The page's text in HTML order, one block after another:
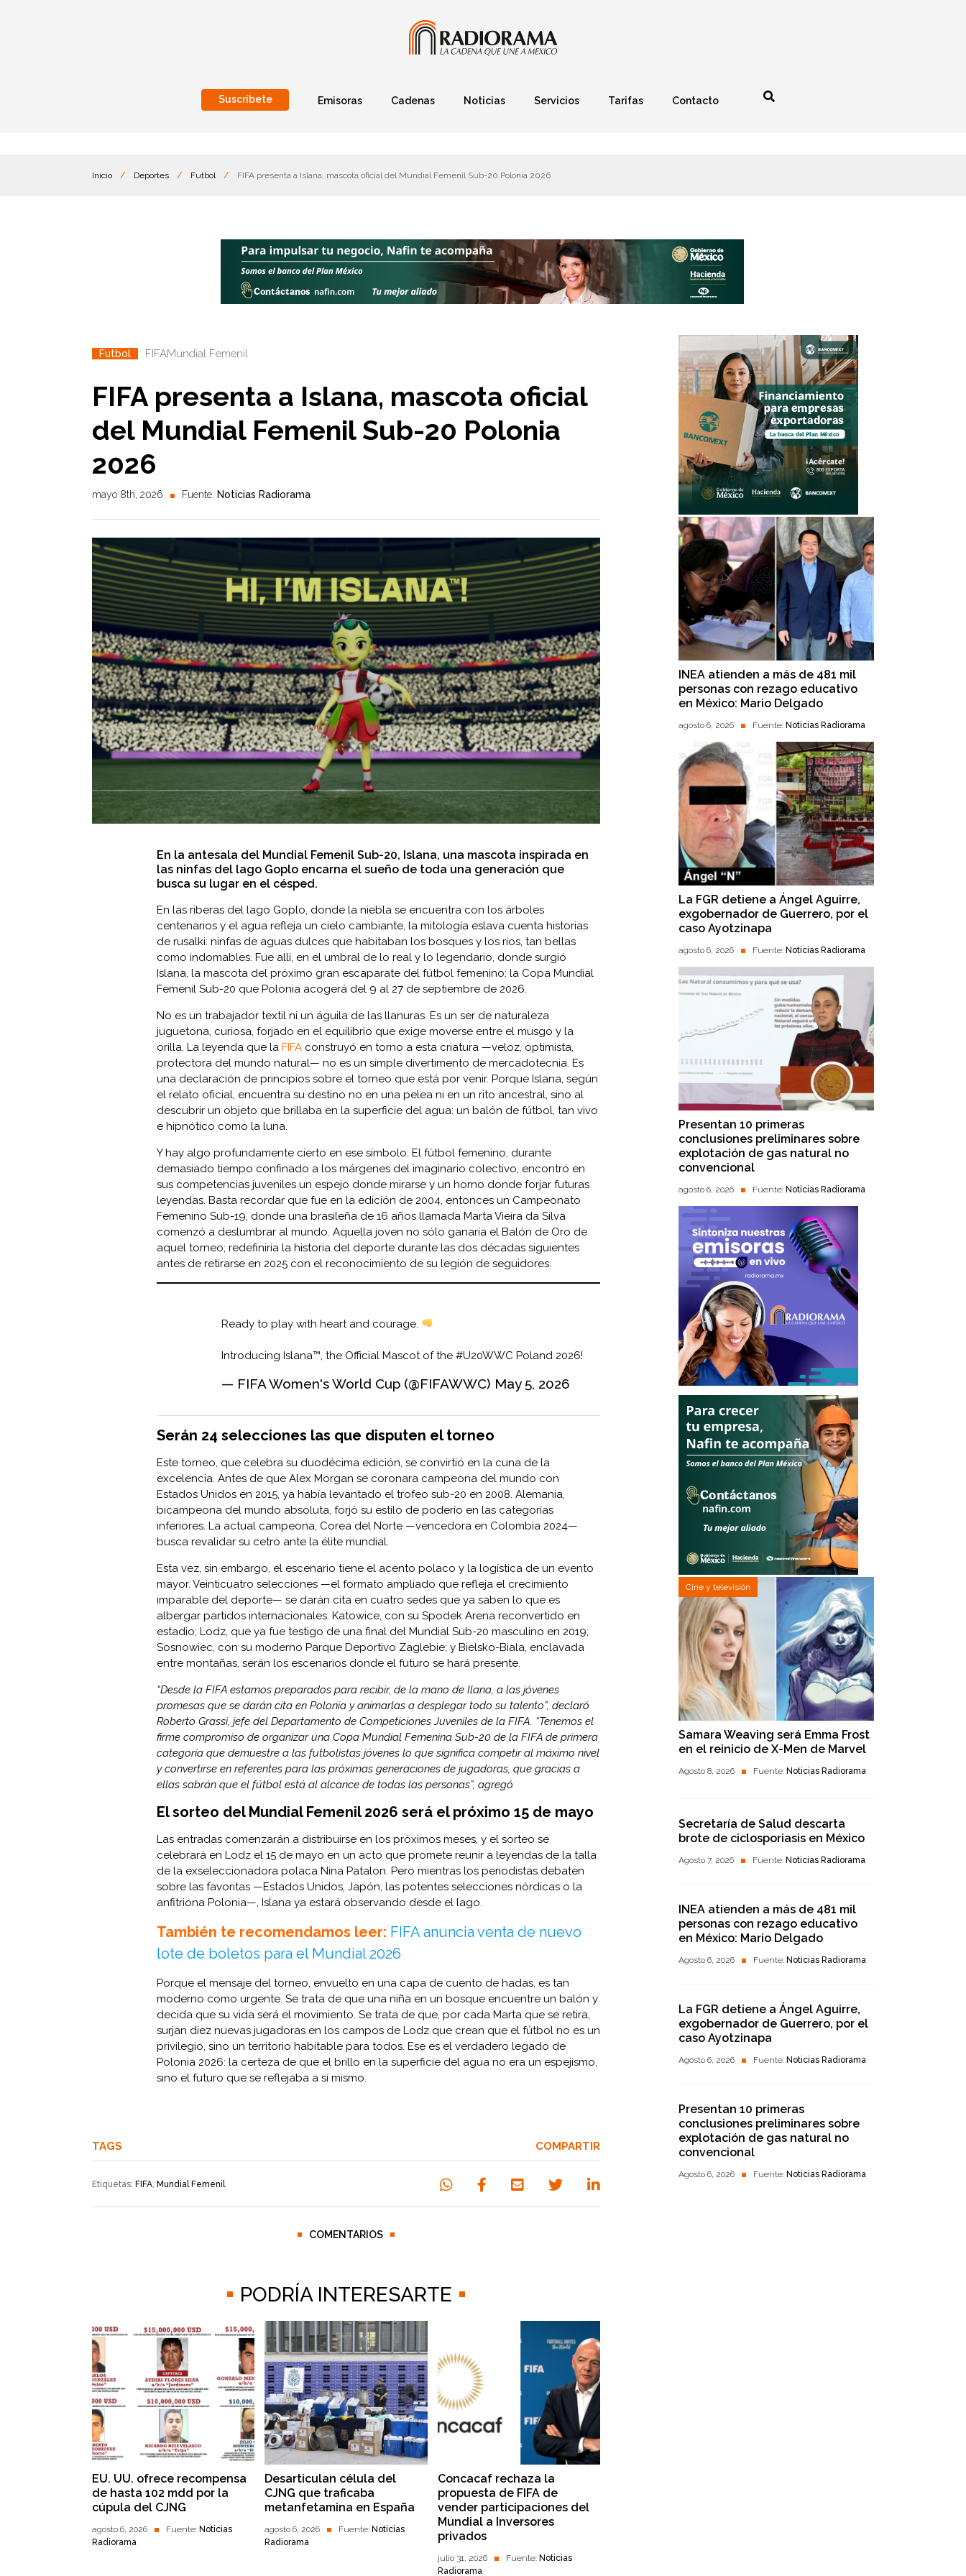
Suscríbete Emisoras Cadenas Noticias Servicios Tarifas Contacto
Inicio / Deportes / Futbol / FIFA presenta a Islana, mascota oficial del Mundial Femenil Sub-20 Polonia 2026
Futbol FIFAMundial Femenil
FIFA presenta a Islana, mascota oficial
del Mundial Femenil Sub-20 Polonia
2026
mayo 8th, 2026 Fuente: Noticias Radiorama
En la antesala del Mundial Femenil Sub-20, Islana, una mascota inspirada en
las ninfas del lago Goplo encarna el sueño de toda una generación que
busca su lugar en el césped.
En las riberas del lago Goplo, donde la niebla se encuentra con los árboles
centenarios y el agua refleja un cielo cambiante, la mitología eslava cuenta historias
de rusalki: ninfas de aguas dulces que habitaban los bosques y los ríos, tan bellas
como indomables. Fue allí, en el umbral de lo real y lo legendario, donde surgió
Islana, la mascota del próximo gran escaparate del fútbol femenino: la Copa Mundial
Femenil Sub-20 que Polonia acogerá del 9 al 27 de septiembre de 2026.
No es un trabajador textil ni un águila de las llanuras. Es un ser de naturaleza
juguetona, curiosa, forjado en el equilibrio que exige moverse entre el musgo y la
orilla. La leyenda que la FIFA construyó en torno a esta criatura —veloz, optimista,
protectora del mundo natural— no es un simple divertimento de mercadotecnia. Es
una declaración de principios sobre el torneo que está por venir. Porque Islana, según
el relato oficial, encuentra su destino no en una pelea ni en un rito ancestral, sino al
descubrir un objeto que brillaba en la superficie del agua: un balón de fútbol, tan vivo
e hipnótico como la luna.
Y hay algo profundamente cierto en ese símbolo. El fútbol femenino, durante
demasiado tiempo confinado a los márgenes del imaginario colectivo, encontró en
sus competencias juveniles un espejo donde mirarse y un horno donde forjar futuras
leyendas. Basta recordar que fue en la edición de 2004, entonces un Campeonato
Femenino Sub-19, donde una brasileña de 16 años llamada Marta Vieira da Silva
comenzó a deslumbrar al mundo. Aquella joven no sólo ganaría el Balón de Oro de
aquel torneo; redefiniría la historia del deporte durante las dos décadas siguientes
antes de retirarse en 2025 con el reconocimiento de su legión de seguidores.
Ready to play with heart and courage.
Introducing Islana™, the Official Mascot of the #U20WWC Poland 2026!
— FIFA Women's World Cup (@FIFAWWC) May 5, 2026
Serán 24 selecciones las que disputen el torneo
Este torneo, que celebra su duodécima edición, se convirtió en la cuna de la
excelencia. Antes de que Alex Morgan se coronara campeona del mundo con
Estados Unidos en 2015, ya había levantado el trofeo sub-20 en 2008. Alemania,
bicampeona del mundo absoluta, forjó su estilo de poderío en las categorías
inferiores. La actual campeona, Corea del Norte —vencedora en Colombia 2024—
busca revalidar su cetro ante la élite mundial.
Esta vez, sin embargo, el escenario tiene el acento polaco y la logística de un evento
mayor. Veinticuatro selecciones —el formato ampliado que refleja el crecimiento
imparable del deporte— se darán cita en cuatro sedes que ya saben lo que es
albergar partidos internacionales. Katowice, con su Spodek Arena reconvertido en
estadio; Lodz, que ya fue testigo de una final del Mundial Sub-20 masculino en 2019;
Sosnowiec, con su moderno Parque Deportivo Zaglebie; y Bielsko-Biala, enclavada
entre montañas, serán los escenarios donde el futuro se hará presente.
“Desde la FIFA estamos preparados para recibir, de la mano de Ilana, a las jóvenes
promesas que se darán cita en Polonia y animarlas a desplegar todo su talento”, declaró
Roberto Grassi, jefe del Departamento de Competiciones Juveniles de la FIFA. “Tenemos el
firme compromiso de organizar una Copa Mundial Femenina Sub-20 de la FIFA de primera
categoría que demuestre a las futbolistas jóvenes lo que significa competir al máximo nivel
y convertirse en referentes para las próximas generaciones de jugadoras, que gracias a
ellas sabrán que el fútbol está al alcance de todas las personas”, agregó.
El sorteo del Mundial Femenil 2026 será el próximo 15 de mayo
Las entradas comenzarán a distribuirse en los próximos meses, y el sorteo se
celebrará en Lodz el 15 de mayo en un acto que promete reunir a leyendas de la talla
de la exseleccionadora polaca Nina Patalon. Pero mientras los periodistas debaten
sobre las favoritas —Estados Unidos, Japón, las potentes selecciones nórdicas o la
anfitriona Polonia—, Islana ya estará observando desde el lago.
También te recomendamos leer: FIFA anuncia venta de nuevo
lote de boletos para el Mundial 2026
Porque el mensaje del torneo, envuelto en una capa de cuento de hadas, es tan
moderno como urgente. Se trata de que una niña en un bosque encuentre un balón y
decida que su vida será el movimiento. Se trata de que, por cada Marta que se retira,
surjan diez nuevas jugadoras en los campos de Lodz que crean que el fútbol no es un
privilegio, sino un territorio habitable para todos. Ese es el verdadero legado de
Polonia 2026: la certeza de que el brillo en la superficie del agua no era un espejismo,
sino el futuro que se reflejaba a sí mismo.
TAGS
Etiquetas: FIFA Mundial Femenil
COMPARTIR
COMENTARIOS
PODRÍA INTERESARTE
EU. UU. ofrece recompensa
de hasta 102 mdd por la
cúpula del CJNG
agosto 6, 2026 Fuente: Noticias
Radiorama
Desarticulan célula del
CJNG que traficaba
metanfetamina en España
agosto 6, 2026 Fuente:Noticias
Radiorama
Concacaf rechaza la
propuesta de FIFA de
vender participaciones del
Mundial a Inversores
privados
julio 31, 2026 Fuente: Noticias
Radiorama
INEA atienden a más de 481 mil
personas con rezago educativo
en México: Mario Delgado
agosto 6, 2026 Fuente: Noticias Radiorama
La FGR detiene a Ángel Aguirre,
exgobernador de Guerrero, por el
caso Ayotzinapa
agosto 6, 2026 Fuente: Noticias Radiorama
Presentan 10 primeras
conclusiones preliminares sobre
explotación de gas natural no
convencional
agosto 6, 2026 Fuente: Noticias Radiorama
Cine y televisión
Samara Weaving será Emma Frost
en el reinicio de X-Men de Marvel
Agosto 8, 2026 Fuente: Noticias Radiorama
Secretaría de Salud descarta
brote de ciclosporiasis en México
Agosto 7, 2026 Fuente: Noticias Radiorama
INEA atienden a más de 481 mil
personas con rezago educativo
en México: Mario Delgado
Agosto 6, 2026 Fuente: Noticias Radiorama
La FGR detiene a Ángel Aguirre,
exgobernador de Guerrero, por el
caso Ayotzinapa
Agosto 6, 2026 Fuente: Noticias Radiorama
Presentan 10 primeras
conclusiones preliminares sobre
explotación de gas natural no
convencional
Agosto 6, 2026 Fuente: Noticias Radiorama